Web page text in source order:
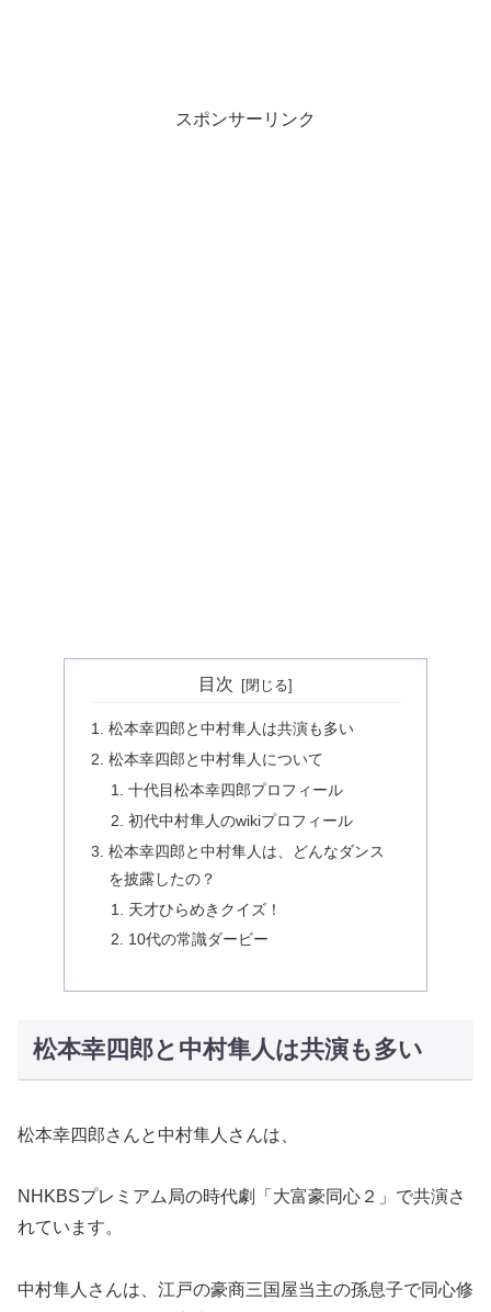
スポンサーリンク
目次
松本幸四郎と中村隼人は共演も多い
松本幸四郎と中村隼人について
十代目松本幸四郎プロフィール
初代中村隼人のwikiプロフィール
松本幸四郎と中村隼人は、どんなダンス
を披露したの？
天才ひらめきクイズ！
10代の常識ダービー
松本幸四郎と中村隼人は共演も多い
松本幸四郎さんと中村隼人さんは、
NHKBSプレミアム局の時代劇「大富豪同心２」で共演さ
れています。
中村隼人さんは、江戸の豪商三国屋当主の孫息子で同心修